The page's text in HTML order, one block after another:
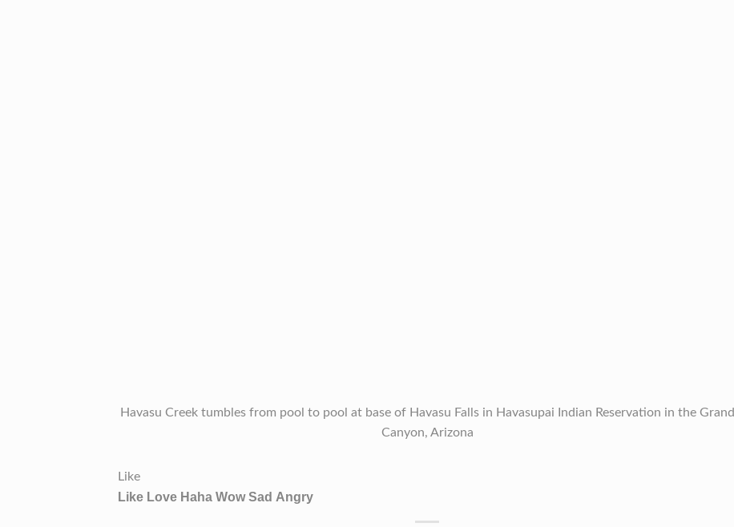
Havasu Creek tumbles from pool to pool at base of Havasu Falls in Havasupai Indian Reservation in the Grand
Canyon, Arizona
Like
Like Love Haha Wow Sad Angry